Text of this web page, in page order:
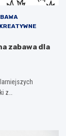
zabawa dla
z…